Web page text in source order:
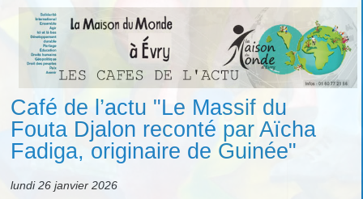
Café de l’actu "Le Massif du
Fouta Djalon reconté par Aïcha
Fadiga, originaire de Guinée"
lundi 26 janvier 2026